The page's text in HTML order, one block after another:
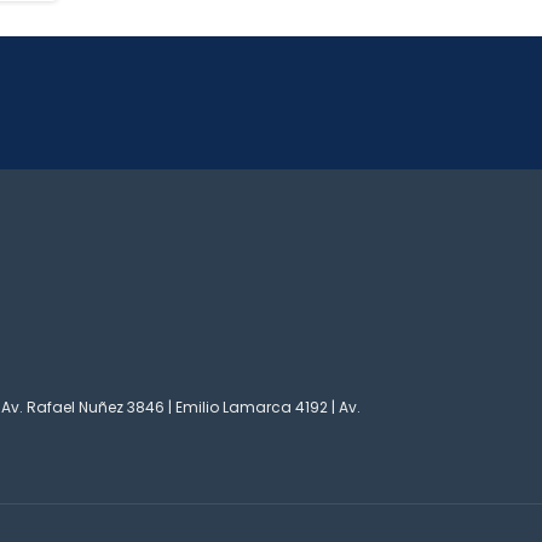
Rafael Nuñez 3846 | Emilio Lamarca 4192 | Av.